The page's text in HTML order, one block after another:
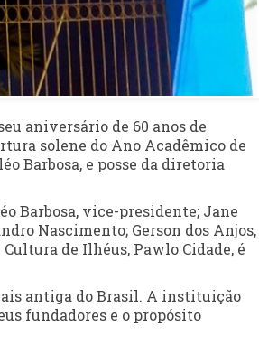
aniversário de 60 anos de
solene do Ano Acadêmico de
Barbosa, e posse da diretoria
Barbosa, vice-presidente; Jane
Nascimento; Gerson dos Anjos,
de Ilhéus, Pawlo Cidade, é
antiga do Brasil. A instituição
fundadores e o propósito